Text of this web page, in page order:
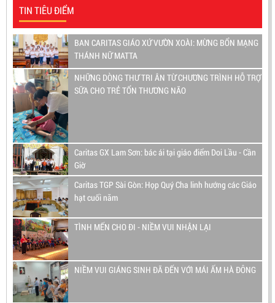
TIN TIÊU ĐIỂM
BAN CARITAS GIÁO XỨ VƯỜN XOÀI: MỪNG BỔN MẠNG
THÁNH NỮ MATTA
NHỮNG DÒNG THƯ TRI ÂN TỪ CHƯƠNG TRÌNH HỖ TRỢ
SỮA CHO TRẺ TỔN THƯƠNG NÃO
Caritas GX Lam Sơn: bác ái tại giáo điểm Doi Lầu - Cần
Giờ
Caritas TGP Sài Gòn: Họp Quý Cha linh hướng các Giáo
hạt cuối năm
TÌNH MẾN CHO ĐI - NIỀM VUI NHẬN LẠI
NIỀM VUI GIÁNG SINH ĐÃ ĐẾN VỚI MÁI ẤM HÀ ĐÔNG